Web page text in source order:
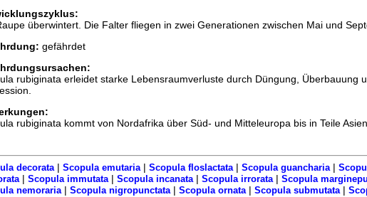
überwintert. Die Falter fliegen in zwei Generationen zwischen Mai und
gefährdet
rubiginata erleidet starke Lebensraumverluste durch Düngung, Überbauung
rubiginata kommt von Nordafrika über Süd- und Mitteleuropa bis in Teile
decorata| Scopula emutaria| Scopula floslactata| Scopula guancharia|
| Scopula immutata| Scopula incanata| Scopula irrorata| Scopula
nemoraria| Scopula nigropunctata| Scopula ornata| Scopula submutata|